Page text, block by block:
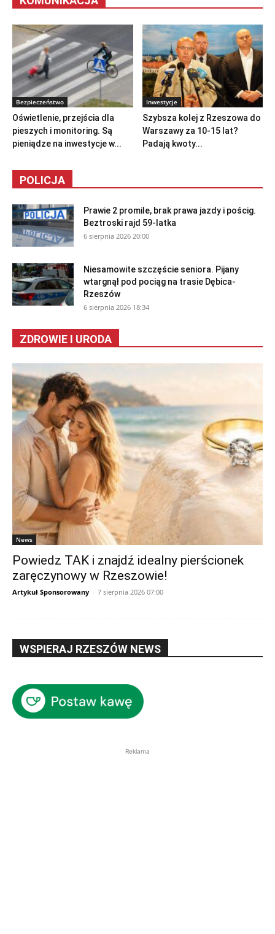
Bezpieczeństwo
Oświetlenie, przejścia dla
pieszych i monitoring. Są
pieniądze na inwestycje w...
Inwestycje
Szybsza kolej z Rzeszowa do
Warszawy za 10-15 lat?
Padają kwoty...
POLICJA
Prawie 2 promile, brak prawa jazdy i pościg.
Beztroski rajd 59-latka
6 sierpnia 2026 20:00
Niesamowite szczęście seniora. Pijany
wtargnął pod pociąg na trasie Dębica-
Rzeszów
6 sierpnia 2026 18:34
ZDROWIE I URODA
News
Powiedz TAK i znajdź idealny pierścionek
zaręczynowy w Rzeszowie!
Artykuł Sponsorowany - 7 sierpnia 2026 07:00
WSPIERAJ RZESZÓW NEWS
Reklama